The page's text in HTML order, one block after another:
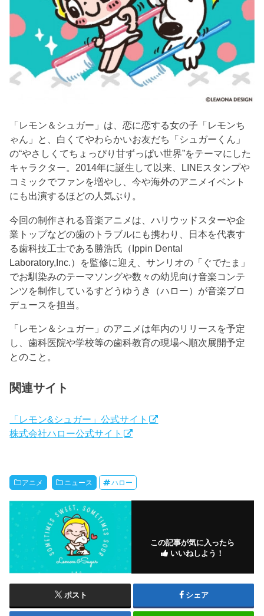
「レモン＆シュガー」は、恋に恋する女の子「レモンち
ゃん」と、白くてやわらかいお友だち「シュガーくん」
の“やさしくてちょっぴり甘ずっぱい世界”をテーマにした
キャラクター。2014年に誕生して以来、LINEスタンプや
コミックでファンを増やし、今や海外のアニメイベント
にも出演するほどの人気ぶり。
今回の制作される音楽アニメは、ハリウッドスターや企
業トップなどの歯のトラブルにも携わり、日本を代表す
る歯科技工士である勝浩氏（Ippin Dental
Laboratory,Inc.）を監修に迎え、サンリオの「ぐでたま」
でお馴染みのテーマソングや数々の幼児向け音楽コンテ
ンツを制作しているすどうゆうき（ハロー）が音楽プロ
デュースを担当。
「レモン＆シュガー」のアニメは年内のリリースを予定
し、歯科医院や学校等の歯科教育の現場へ順次展開予定
とのこと。
関連サイト
「レモン&シュガー」公式サイト
株式会社ハロー公式サイト
アニメ ニュース ハロー
この記事が気に入ったら
いいねしよう！
ポスト シェア